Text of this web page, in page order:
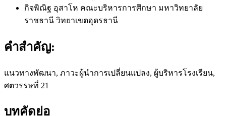
กิจพิณิฐ อุสาโห คณะบริหารการศึกษา มหาวิทยาลัย
ราชธานี วิทยาเขตอุดรธานี
คำสำคัญ:
แนวทางพัฒนา, ภาวะผู้นำการเปลี่ยนแปลง, ผู้บริหารโรงเรียน,
ศตวรรษที่ 21
บทคัดย่อ